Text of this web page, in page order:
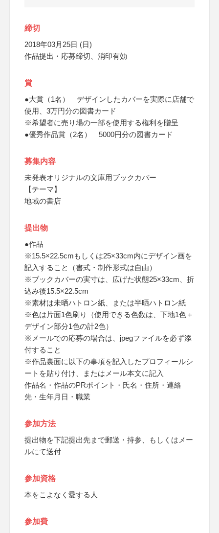
締切
2018年03月25日 (日)
作品提出・応募締切、消印有効
賞
●大賞（1名） デザインしたカバーを実際に店舗で
使用、3万円分の図書カード
※希望者に売り場の一部を使用する権利を贈呈
●優秀作品賞（2名） 5000円分の図書カード
募集内容
未発表オリジナルの文庫用ブックカバー
【テーマ】
地域の書店
提出物
●作品
※15.5×22.5cmもしくは25×33cm内にデザイン画を
記入すること（書式・制作形式は自由）
※ブックカバーの実寸は、広げた状態25×33cm、折
込み後15.5×22.5cm
※素材は未晒ハトロン紙、または半晒ハトロン紙
※色は片面1色刷り（使用できる色数は、下地1色＋
デザイン部分1色の計2色）
※メールでの応募の場合は、jpegファイルを必ず添
付すること
※作品裏面に以下の事項を記入したプロフィールシ
ートを貼り付け、またはメール本文に記入
作品名・作品のPRポイント・氏名・住所・連絡
先・生年月日・職業
参加方法
提出物を下記提出先まで郵送・持参、もしくはメー
ルにて送付
参加資格
本をこよなく愛する人
参加費